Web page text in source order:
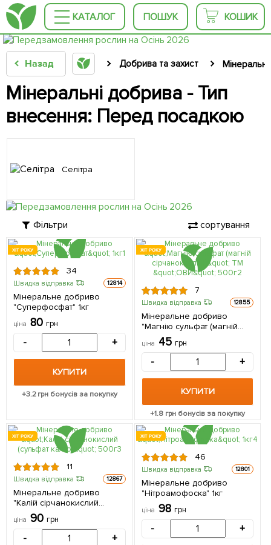
КАТАЛОГ ПОШУК КОШИК
Назад Добрива та захист
Мінеральні добрива - Тип
внесення: Перед посадкою
Селітра
Фільтри сортування
ХІТ РОКУ
34
Швидка відправка 12814
Мінеральне добриво
"Суперфосфат" 1кг
ціна 80 грн
- +
КУПИТИ
+3.2грн бонусів за покупку
ХІТ РОКУ
7
Швидка відправка 12855
Мінеральне добриво
"Магнію сульфат (магній
сірчанокислий)" ТМ "ОВИ"
500г
ціна 45 грн
- +
КУПИТИ
+1.8 грн бонусів за покупку
ХІТ РОКУ
11
Швидка відправка 12867
Мінеральне добриво
"Калій сірчанокислий
(сульфат калію)" 500г
ціна 90 грн
- +
ХІТ РОКУ
46
Швидка відправка 12801
Мінеральне добриво
"Нітроамофоска" 1кг
ціна 98 грн
- +